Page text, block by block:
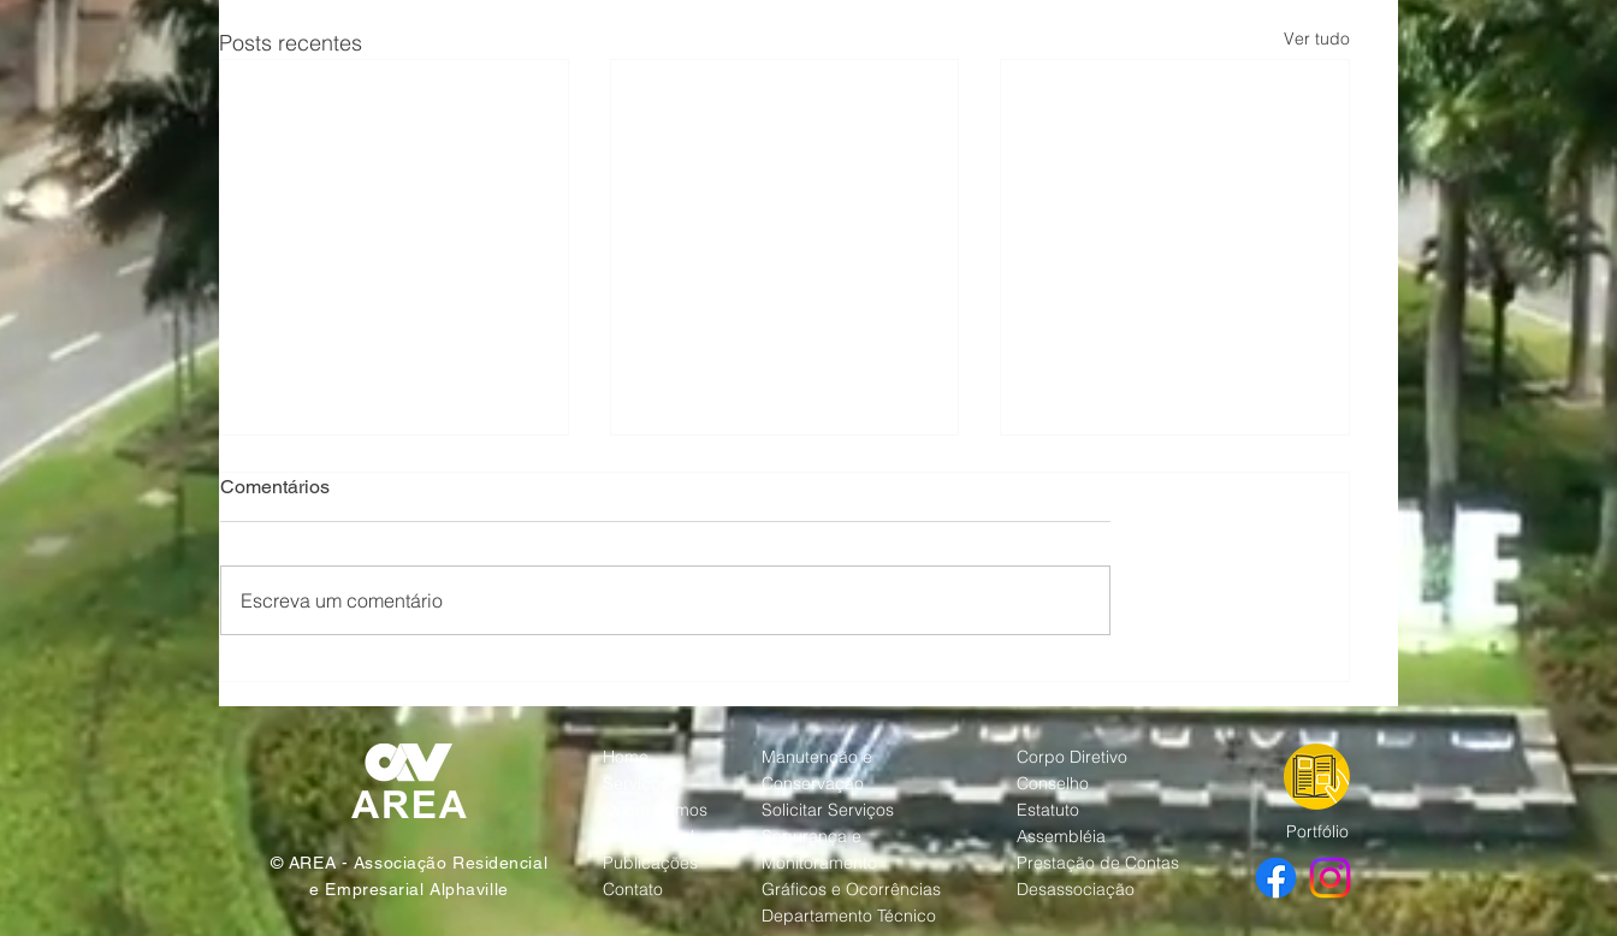
Posts recentes Ver tudo
jardins e áreas verdes de
Alphaville
parafortalecer a segurança
nas empresas da região.
Comentários
Escreva um comentário
© AREA - Associação Residencial
e Empresarial Alphaville
Home
Quem Somos
Institucional
Publicações
Contato
Manutenção e
Conservação
Solicitar Serviços
Segurança e
Monitoramento
Gráficos e Ocorrências
Departamento Técnico
Corpo Diretivo
Conselho
Estatuto
Assembléia
Prestação de Contas
Desassociação
Portfólio